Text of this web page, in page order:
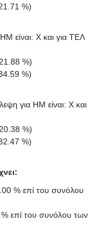
%)
είναι: X και για ΤΕΛ
%)
%)
για HΜ είναι: X και
%)
%)
% επί του συνόλου
επί του συνόλου των